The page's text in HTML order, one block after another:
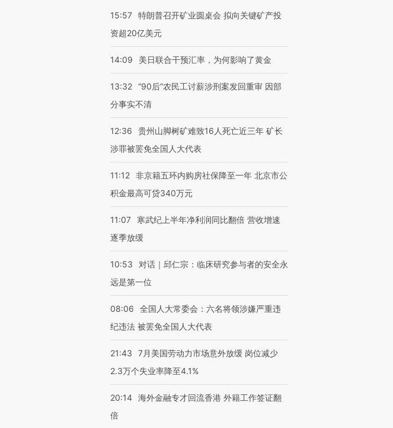
15:57 特朗普召开矿业圆桌会 拟向关键矿产投
资超20亿美元
14:09 美日联合干预汇率，为何影响了黄金
13:32 “90后”农民工讨薪涉刑案发回重审 因部
分事实不清
12:36
贵州山脚树矿难致16人死亡近三年 矿长
涉罪被罢免全国人大代表
11:12 非京籍五环内购房社保降至一年 北京市公
积金最高可贷340万元
11:07
寒武纪上半年净利润同比翻倍 营收增速
逐季放缓
10:53
对话｜邱仁宗：临床研究参与者的安全永
远是第一位
08:06
全国人大常委会：六名将领涉嫌严重违
纪违法 被罢免全国人大代表
21:43
7月美国劳动力市场意外放缓 岗位减少
2.3万个失业率降至4.1%
20:14 海外金融专才回流香港 外籍工作签证翻
倍